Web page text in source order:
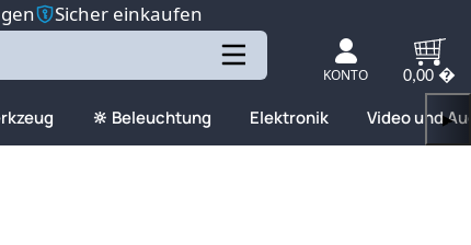
Sicher einkaufen
KONTO 0,00 �
🔆 Beleuchtung Elektronik Video und▶